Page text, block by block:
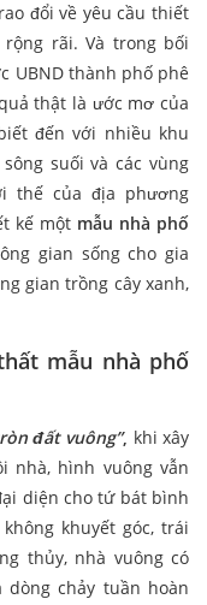
đổi về yêu cầu thiết
rãi. Và trong bối
UBND thành phố phê
thật là ước mơ của
đến với nhiều khu
suối và các vùng
thế của địa phương
kế một mẫu nhà phố
gian sống cho gia
gian trồng cây xanh,
mẫu nhà phố
đất vuông”, khi xây
nhà, hình vuông vẫn
diện cho tứ bát bình
khuyết góc, trái
thủy, nhà vuông có
chảy tuần hoàn